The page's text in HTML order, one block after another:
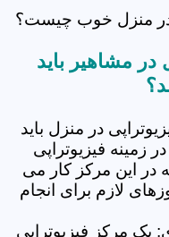
در منزل خوب چیست؟
در مشاهیر باید
در منزل باید
زمینه فیزیوتراپی
در این مرکز کار می
لازم برای انجام
یک مرکز فیزیوتراپی